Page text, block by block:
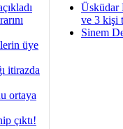
üye
itirazda
ortaya
çıktı!
Üsküdar
ve 3 kişi
Sinem